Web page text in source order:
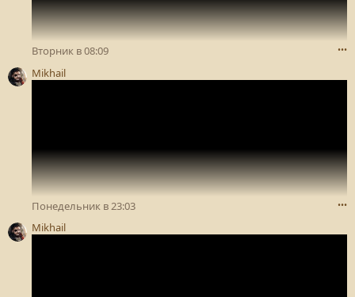
Вторник в 08:09 •••
Mikhail
Понедельник в 23:03 •••
Mikhail